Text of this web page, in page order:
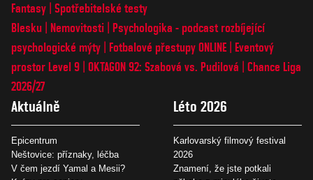
Fantasy Spotřebitelské testy
Blesku
Nemovitosti
Psychologika - podcast rozbíjející
psychologické mýty
Fotbalové přestupy ONLINE
Eventový
prostor Level 9 OKTAGON 92: Szabová vs. Pudilová
Chance Liga
2026/27
Aktuálně
Epicentrum
Neštovice: příznaky, léčba
V čem jezdí Yamal a Mesii?
Léto 2026
Karlovarský filmový festival
2026
Znamení, že jste potkali